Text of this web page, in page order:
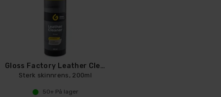
Gloss Factory Leather Cleaner Strong
Sterk skinnrens, 200ml
50+På lager